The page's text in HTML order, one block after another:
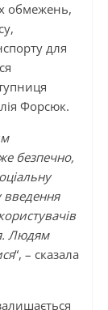
обмежень,
для
Форсюк.
безпечно,
Людям
“, – сказала